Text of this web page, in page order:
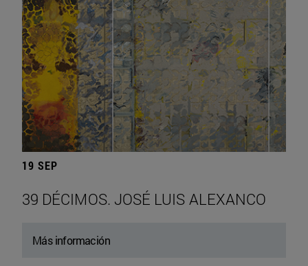
19 SEP
39 DÉCIMOS. JOSÉ LUIS ALEXANCO
Más información